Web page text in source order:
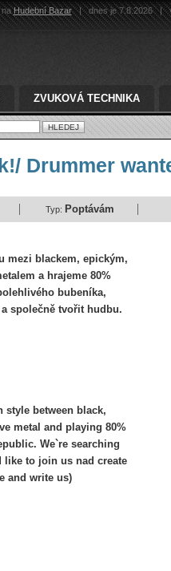
naHudební Bazar | dnes je 7.8.2026 |
ZVUKOVÁ TECHNIKA
Drummer
Typ: Poptávám
mezi blackem, epickým,
a hrajeme 80%
bubeníka,
společně tvořit hudbu.
style between black,
metal and playing 80%
We`re searching
to join us nad create
and write us)